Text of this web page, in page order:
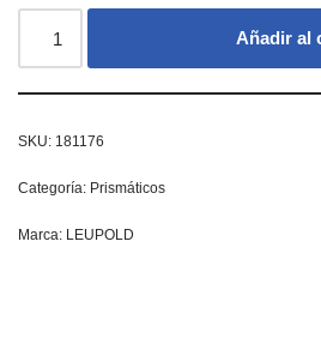
Añadir al
SKU: 181176
Categoría: Prismáticos
Marca: LEUPOLD